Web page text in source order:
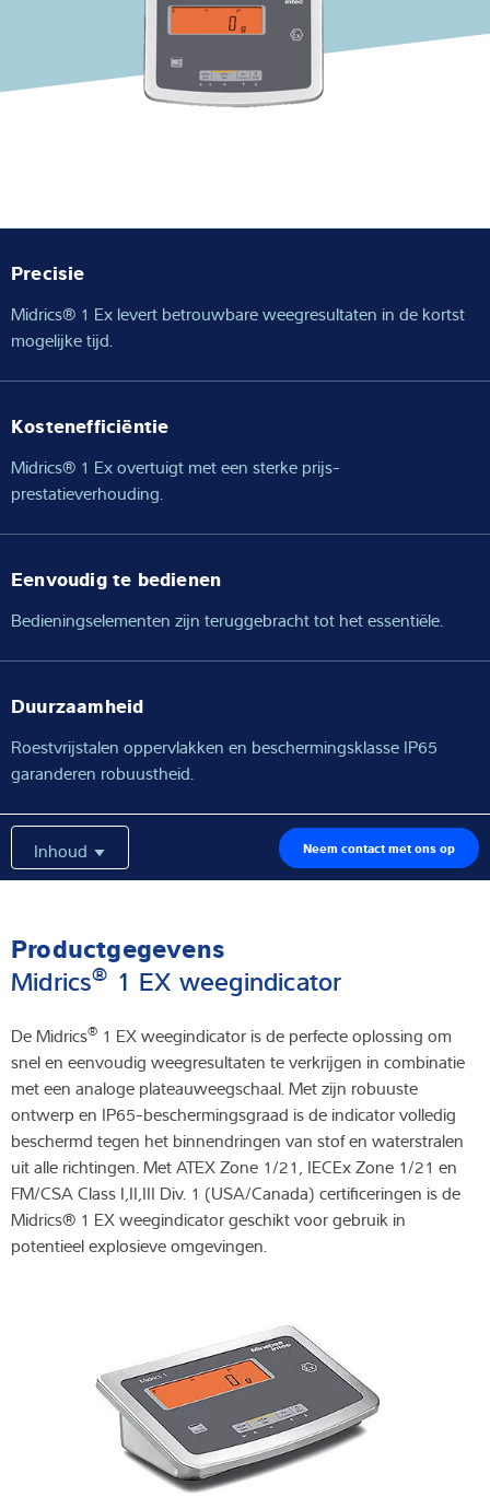
Expertise and Knowledge
Over ons
Precisie
Midrics® 1 Ex levert betrouwbare weegresultaten in de kortst
mogelijke tijd.
Kostenefficiëntie
Midrics® 1 Ex overtuigt met een sterke prijs-
prestatieverhouding.
Eenvoudig te bedienen
Bedieningselementen zijn teruggebracht tot het essentiële.
Duurzaamheid
Roestvrijstalen oppervlakken en beschermingsklasse IP65
garanderen robuustheid.
Inhoud Neem contact met ons op
Productgegevens
Midrics® 1 EX weegindicator
De Midrics® 1 EX weegindicator is de perfecte oplossing om
snel en eenvoudig weegresultaten te verkrijgen in combinatie
met een analoge plateauweegschaal. Met zijn robuuste
ontwerp en IP65-beschermingsgraad is de indicator volledig
beschermd tegen het binnendringen van stof en waterstralen
uit alle richtingen. Met ATEX Zone 1/21, IECEx Zone 1/21 en
FM/CSA Class I,II,III Div. 1 (USA/Canada) certificeringen is de
Midrics® 1 EX weegindicator geschikt voor gebruik in
potentieel explosieve omgevingen.